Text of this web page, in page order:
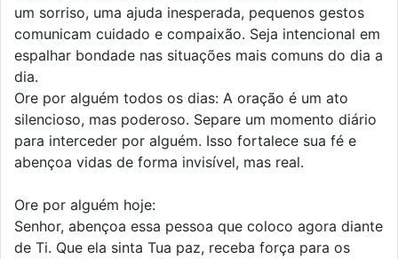
um sorriso, uma ajuda inesperada, pequenos gestos
comunicam cuidado e compaixão. Seja intencional em
espalhar bondade nas situações mais comuns do dia a
dia.
Ore por alguém todos os dias: A oração é um ato
silencioso, mas poderoso. Separe um momento diário
para interceder por alguém. Isso fortalece sua fé e
abençoa vidas de forma invisível, mas real.
Ore por alguém hoje:
Senhor, abençoa essa pessoa que coloco agora diante
de Ti. Que ela sinta Tua paz, receba força para os